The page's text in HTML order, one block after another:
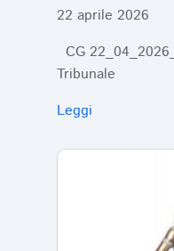
22 aprile 2026
CG
Tribunale
Leggi